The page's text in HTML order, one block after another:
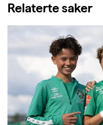
Relaterte saker